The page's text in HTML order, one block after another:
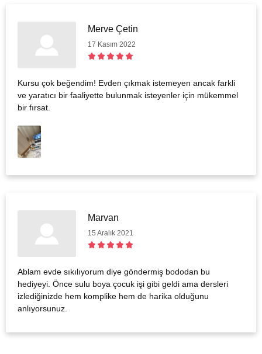
Merve Çetin
17 Kasım 2022
Kursu çok beğendim! Evden çıkmak istemeyen ancak farkli
ve yaratıcı bir faaliyette bulunmak isteyenler için mükemmel
bir fırsat.
Marvan
15 Aralık 2021
Ablam evde sıkılıyorum diye göndermiş bododan bu
hediyeyi. Önce sulu boya çocuk işi gibi geldi ama dersleri
izlediğinizde hem komplike hem de harika olduğunu
anlıyorsunuz.